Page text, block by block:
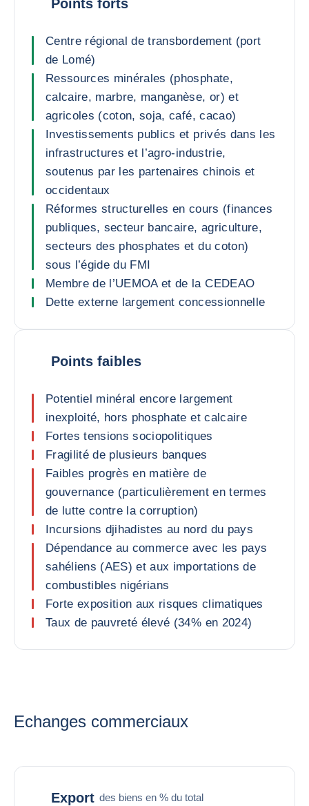
Points forts
Centre régional de transbordement (port
de Lomé)
Ressources minérales (phosphate,
calcaire, marbre, manganèse, or) et
agricoles (coton, soja, café, cacao)
Investissements publics et privés dans les
infrastructures et l’agro-industrie,
soutenus par les partenaires chinois et
occidentaux
Réformes structurelles en cours (finances
publiques, secteur bancaire, agriculture,
secteurs des phosphates et du coton)
sous l’égide du FMI
Membre de l’UEMOA et de la CEDEAO
Dette externe largement concessionnelle
Points faibles
Potentiel minéral encore largement
inexploité, hors phosphate et calcaire
Fortes tensions sociopolitiques
Fragilité de plusieurs banques
Faibles progrès en matière de
gouvernance (particulièrement en termes
de lutte contre la corruption)
Incursions djihadistes au nord du pays
Dépendance au commerce avec les pays
sahéliens (AES) et aux importations de
combustibles nigérians
Forte exposition aux risques climatiques
Taux de pauvreté élevé (34% en 2024)
Echanges commerciaux
Export des biens en % du total